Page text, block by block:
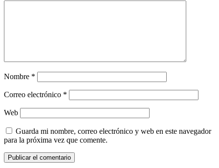
Nombre *
Correo electrónico *
Web
Guarda mi nombre, correo electrónico y web en este navegador
para la próxima vez que comente.